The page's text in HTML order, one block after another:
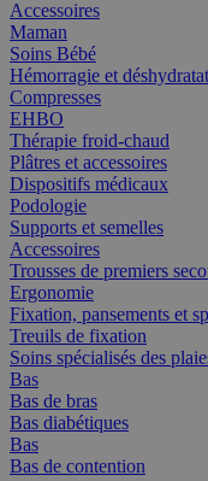
Accessoires
Maman
Soins Bébé
Hémorragie et
Compresses
EHBO
Thérapie froid-chaud
Plâtres et accessoires
Dispositifs médicaux
Podologie
Supports et semelles
Accessoires
Trousses de premiers
Ergonomie
Fixation, pansements et
Treuils de fixation
Soins spécialisés des
Bas
Bas de bras
Bas diabétiques
Bas
Bas de contention